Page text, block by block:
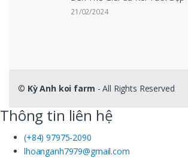
21/02/2024
© Kỳ Anh koi farm - All Rights Reserved
Thông tin liên hệ
(+84) 97975-2090
lhoanganh7979@gmail.com